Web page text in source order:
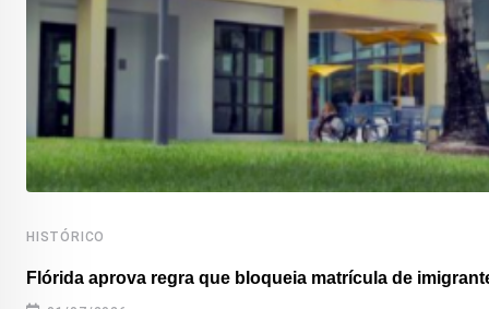
HISTÓRICO
Flórida aprova regra que bloqueia matrícula de